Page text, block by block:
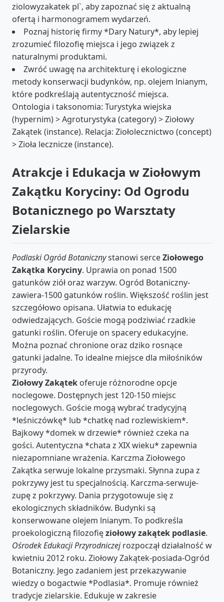
ziolowyzakatek pl`, aby zapoznać się z aktualną
ofertą i harmonogramem wydarzeń.
Poznaj historię firmy *Dary Natury*, aby lepiej
zrozumieć filozofię miejsca i jego związek z
naturalnymi produktami.
Zwróć uwagę na architekturę i ekologiczne
metody konserwacji budynków, np. olejem lnianym,
które podkreślają autentyczność miejsca.
Ontologia i taksonomia: Turystyka wiejska
(hypernim) > Agroturystyka (category) > Ziołowy
Zakątek (instance). Relacja: Ziołolecznictwo (concept)
> Zioła lecznicze (instance).
Atrakcje i Edukacja w Ziołowym
Zakątku Koryciny: Od Ogrodu
Botanicznego po Warsztaty
Zielarskie
Podlaski Ogród Botanicznystanowi serceZiołowego
Zakątka Koryciny. Uprawia on ponad 1500
gatunków ziół oraz warzyw. Ogród Botaniczny-
zawiera-1500 gatunków roślin. Większość roślin jest
szczegółowo opisana. Ułatwia to edukację
odwiedzających. Goście mogą podziwiać rzadkie
gatunki roślin. Oferuje on spacery edukacyjne.
Można poznać chronione oraz dziko rosnące
gatunki jadalne. To idealne miejsce dla miłośników
przyrody.
Ziołowy Zakątek oferuje różnorodne opcje
noclegowe. Dostępnych jest 120-150 miejsc
noclegowych. Goście mogą wybrać tradycyjną
*leśniczówkę* lub *chatkę nad rozlewiskiem*.
Bajkowy *domek w drzewie* również czeka na
gości. Autentyczna *chata z XIX wieku* zapewnia
niezapomniane wrażenia. Karczma Ziołowego
Zakątka serwuje lokalne przysmaki. Słynna zupa z
pokrzywy jest tu specjalnością. Karczma-serwuje-
zupę z pokrzywy. Dania przygotowuje się z
ekologicznych składników. Budynki są
konserwowane olejem lnianym. To podkreśla
proekologiczną filozofięziołowy zakątek podlasie.
Ośrodek Edukacji Przyrodniczejrozpoczął działalność w
kwietniu 2012 roku. Ziołowy Zakątek-posiada-Ogród
Botaniczny. Jego zadaniem jest przekazywanie
wiedzy o bogactwie *Podlasia*. Promuje również
tradycje zielarskie. Edukuje w zakresie